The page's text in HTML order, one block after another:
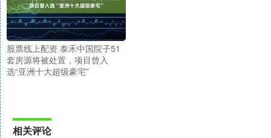
股票线上配资 泰禾中国院子51
套房源将被处置，项目曾入
选“亚洲十大超级豪宅”
相关评论